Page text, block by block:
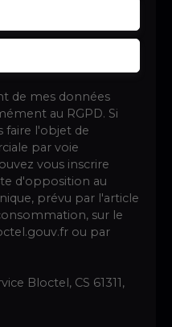
de mes données
au RGPD. Si
faire l'objet de
par voie
vous inscrire
d'opposition au
prévu par l'article
sur le
ou par
Bloctel, CS 61311,